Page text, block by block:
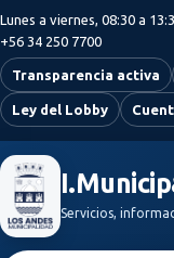
Saltar al contenido
Lunes a viernes, 08:30 a
+56 34 250 7700
Transparencia activa
Ley del Lobby
Servicios,